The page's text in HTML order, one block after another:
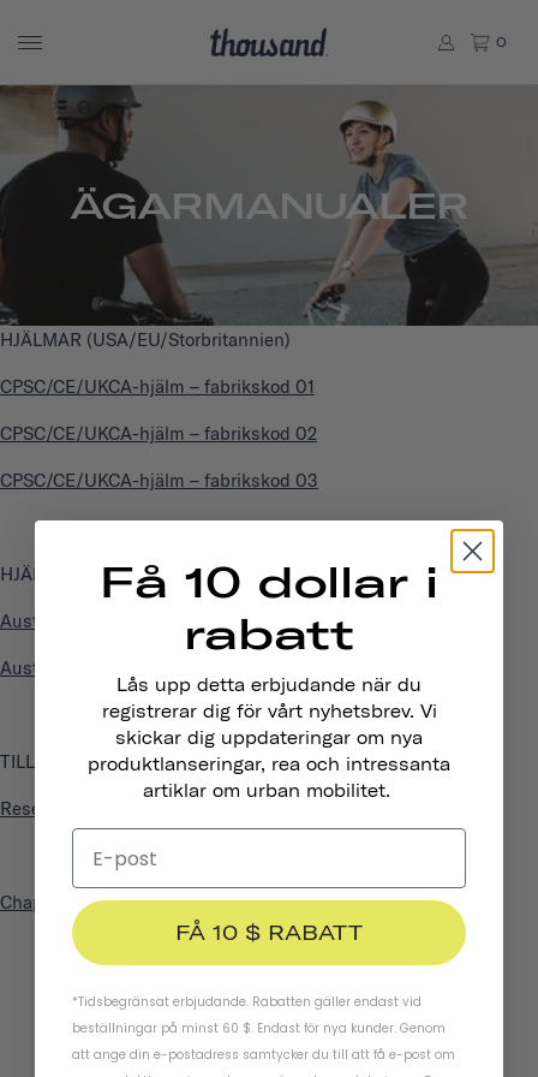
0
ÄGARMANUALER
HJÄLMAR (USA/EU/Storbritannien)
CPSC/CE/UKCA-hjälm – fabrikskod 01
CPSC/CE/UKCA-hjälm – fabrikskod 02
CPSC/CE/UKCA-hjälm – fabrikskod 03
HJÄLMAR (AUSTRALIEN)
Australien Hjälm - Heritage
Australien Hjälm - Chapter
TILLBEHÖR
Resenärslampor
Reselampor – snabba tips
Chapter
Få 10 dollar i
rabatt
Lås upp detta erbjudande när du
registrerar dig för vårt nyhetsbrev. Vi
skickar dig uppdateringar om nya
produktlanseringar, rea och intressanta
artiklar om urban mobilitet.
FÅ 10 $ RABATT
*Tidsbegränsat erbjudande. Rabatten gäller endast vid
beställningar på minst 60 $. Endast för nya kunder. Genom
att ange din e-postadress samtycker du till att få e-post om